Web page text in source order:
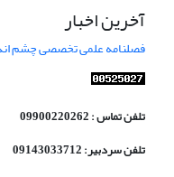
آخرین اخبار
فصلنامه علمی تخصصی چشم
تلفن تماس : 09900220262
تلفن سردبیر: 09143033712